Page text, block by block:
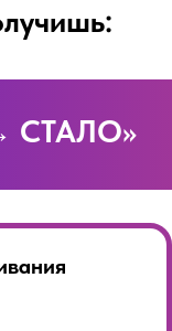
СТАЛО»